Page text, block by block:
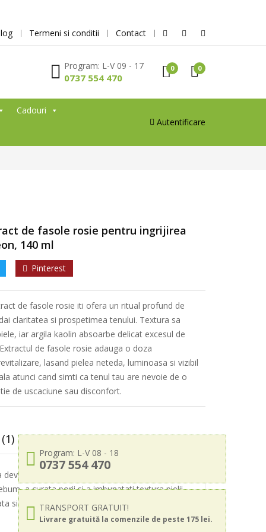
Termeni si conditii Contact
Program: L-V 09 - 17
0737 554 470
0 0
Cadouri
Autentificare
de fasole rosie pentru ingrijirea
140 ml
Pinterest
de fasole rosie iti ofera un ritual profund de
claritatea si prospetimea tenului. Textura sa
iar argila kaolin absoarbe delicat excesul de
de fasole rosie adauga o doza
lasand pielea neteda, luminoasa si vizibil
atunci cand simti ca tenul tau are nevoie de o
de uscaciune sau disconfort.
Program: L-V 08 - 18
0737 554 470
TRANSPORT GRATUIT!
Livrare gratuită la comenzile de peste 175 lei.
incarcata, lucioasa sau lipsita de vitalitate.
a curata porii si a imbunatati textura pielii.
vizibil revitalizata dupa fiecare utilizare. Este